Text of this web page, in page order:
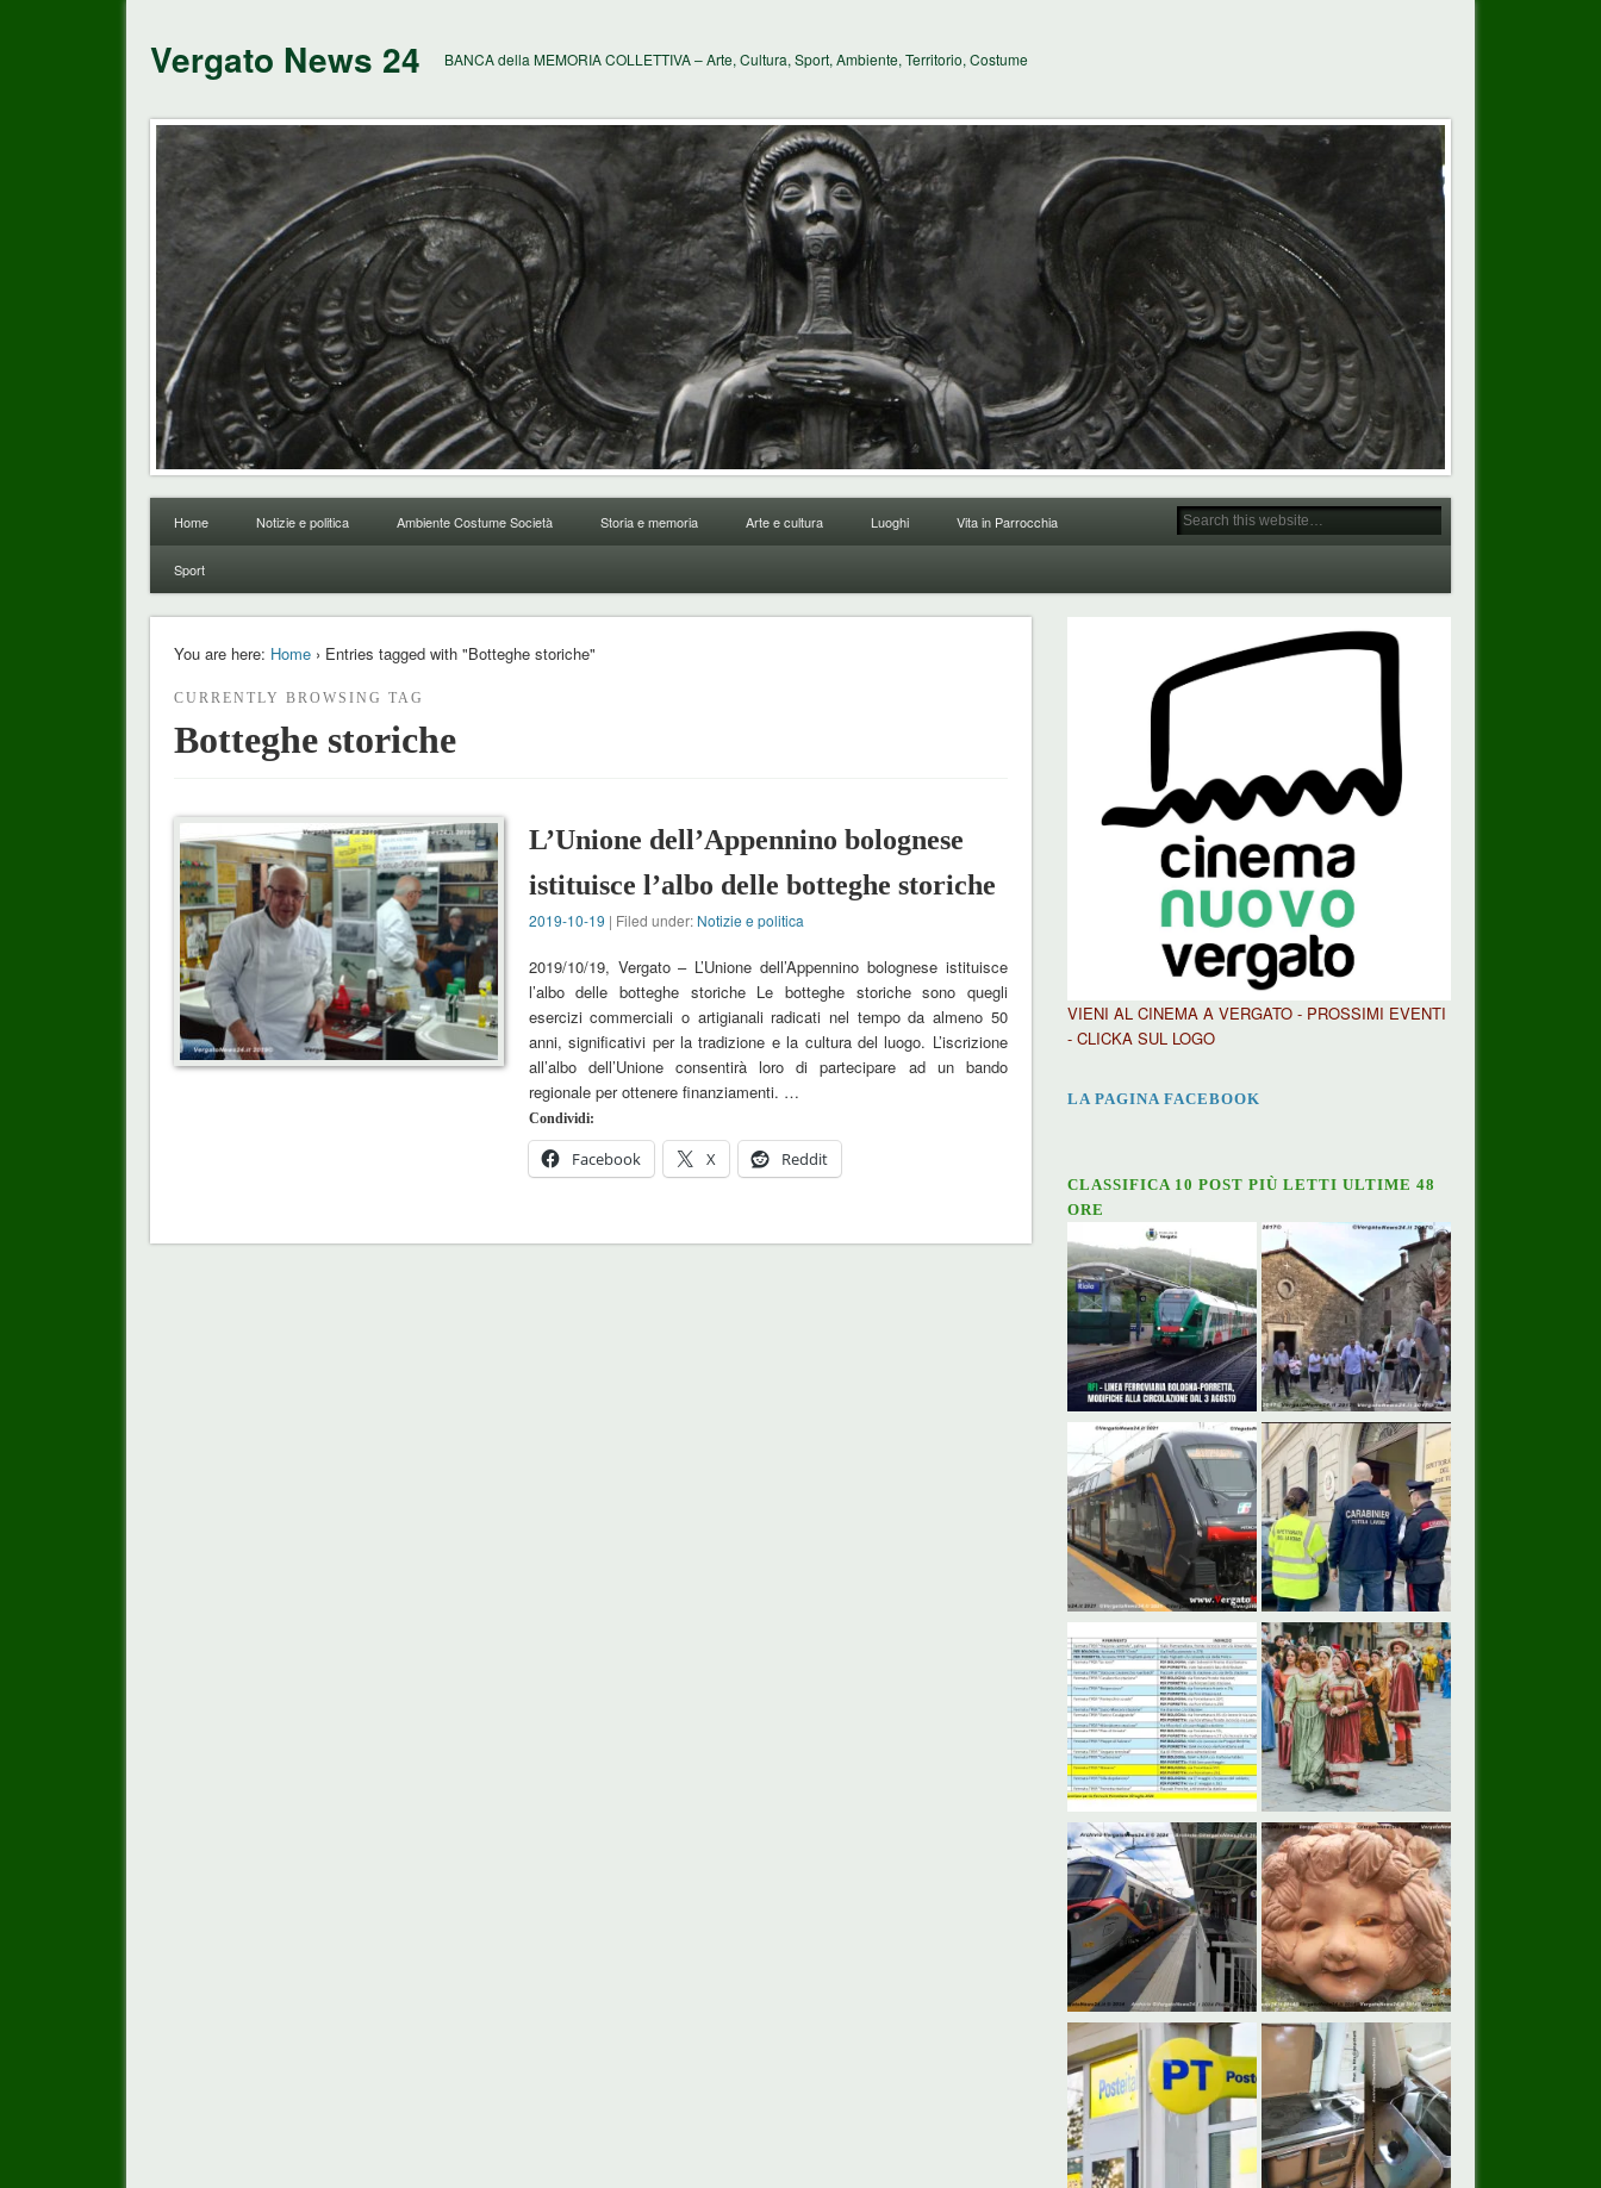
Vergato News 24 BANCA della MEMORIA COLLETTIVA – Arte, Cultura, Sport, Ambiente, Territorio, Costume
Home Notizie e politica Ambiente Costume Società Storia e memoria Arte e cultura Luoghi Vita in Parrocchia
Sport
You are here: Home› Entries tagged with "Botteghe storiche"
CURRENTLY BROWSING TAG
Botteghe storiche
L’Unione dell’Appennino bolognese
istituisce l’albo delle botteghe storiche
2019-10-19 | Filed under: Notizie e politica
2019/10/19, Vergato – L’Unione dell’Appennino bolognese istituisce
l’albo delle botteghe storiche Le botteghe storiche sono quegli
esercizi commerciali o artigianali radicati nel tempo da almeno 50
anni, significativi per la tradizione e la cultura del luogo. L’iscrizione
all’albo dell’Unione consentirà loro di partecipare ad un bando
regionale per ottenere finanziamenti. …
Condividi:
Facebook X Reddit
VIENI AL CINEMA A VERGATO - PROSSIMI EVENTI
- CLICKA SUL LOGO
LA PAGINA FACEBOOK
CLASSIFICA 10 POST PIÙ LETTI ULTIME 48
ORE